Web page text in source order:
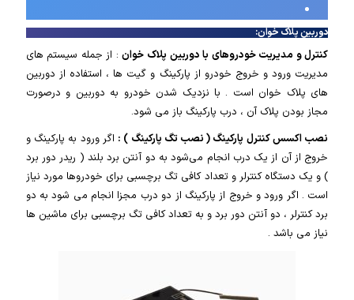
دوربین پلاک خوان:
کنترل و مدیریت خودروهای با دوربین پلاک خوان: از جمله سیستم های
مدیریت ورود و خروج خودرو از پارکینگ و گیت ها ، استفاده از دوربین
های پلاک خوان است . با نزدیک شدن خودرو به دوربین و درصورت
مجاز بودن پلاک آن ، درب پارکینگ باز می شود.
نصب اکسس کنترل پارکینگ ( نصب تگ پارکینگ ) : اگر ورود به پارکینگ و
خروج از آن از یک درب انجام می‌شود به دو آنتن برد بلند ( ریدر دور برد
) و یک دستگاه کنترلر و تعداد کافی تگ برچسبی برای خودروها مورد نیاز
است . اگر ورود و خروج از پارکینگ از دو درب مجزا انجام می شود به دو
برد کنترلر ، دو آنتن دور برد و به تعداد کافی تگ برچسبی برای ماشین ها
نیاز می باشد .